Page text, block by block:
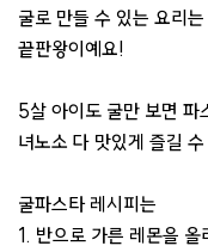
굴로 만들 수 있는 요리
끝판왕이예요!
5살 아이도 굴만 보면 파
녀노소 다 맛있게 즐길
굴파스타 레시피는
1. 반으로 가른 레몬을